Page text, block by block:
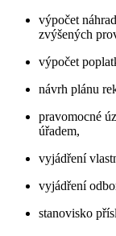
výpočet
zvýšených
výpočet
návrh plánu
pravomocné
úřadem,
vyjádření
vyjádření
stanovisko